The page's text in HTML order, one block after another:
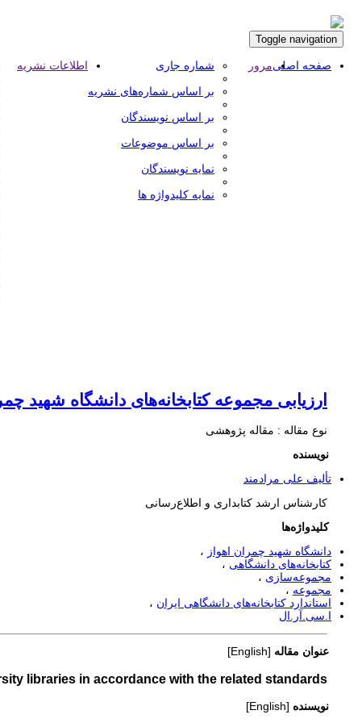
Toggle navigation
صفحه اصلیمرور
شماره جاری
بر اساس شماره‌های نشریه
بر اساس نویسندگان
بر اساس موضوعات
نمایه نویسندگان
نمایه کلیدواژه ها
اطلاعات نشریه
ارزیابی مجموعه کتابخانه‌های دانشگاه شهید
نوع مقاله : مقاله پژوهشی
نویسنده
تألیف علی مرادمند
کارشناس ارشد کتابداری و اطلاع‌رسانی
کلیدواژه‌ها
دانشگاه شهید چمران اهواز
کتابخانه‌های دانشگاهی
مجموعه‌سازی
مجموعه
استاندارد کتابخانه‌های دانشگاهی ایران
ا.سی.آر.ال
عنوان مقاله [English]
libraries in accordance with the related standards
نویسنده [English]